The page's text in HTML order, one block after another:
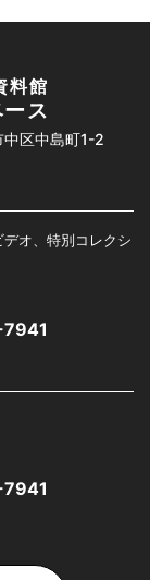
料館
ス
区中島町1-2
オ、特別コレクシ